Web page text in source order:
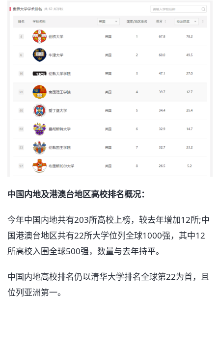
中国内地及港澳台地区高校排名概况：
今年中国内地共有203所高校上榜，较去年增加12所;中
国港澳台地区共有22所大学位列全球1000强，其中12
所高校入围全球500强，数量与去年持平。
中国内地高校排名仍以清华大学排名全球第22为首，且
位列亚洲第一。